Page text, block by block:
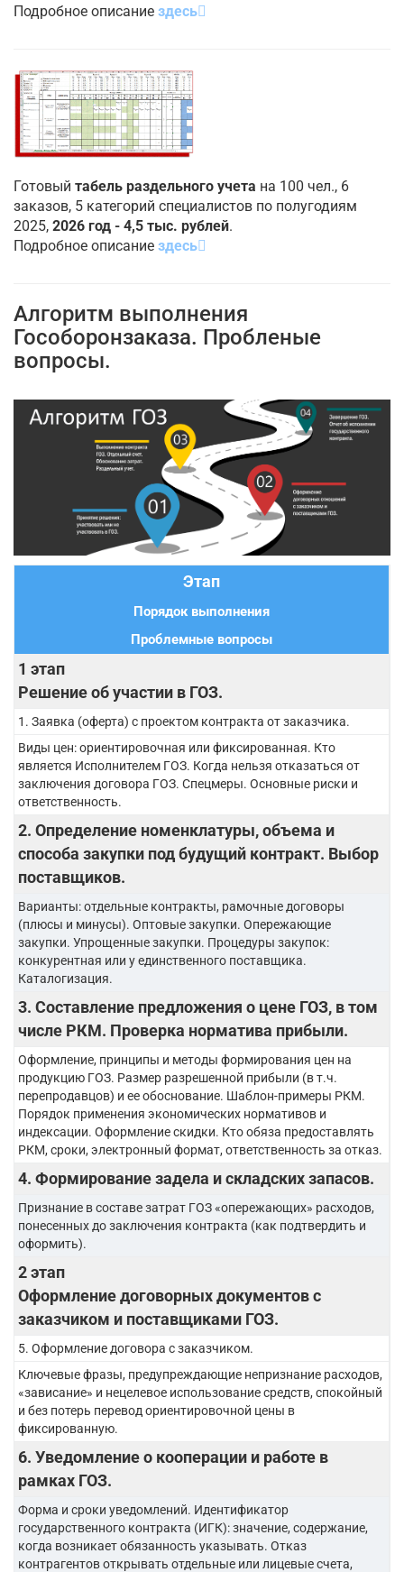
Подробное описание здесь
Готовый табель раздельного учета на 100 чел., 6
заказов, 5 категорий специалистов по полугодиям
2025, 2026 год - 4,5 тыс. рублей.
Подробное описание здесь
Алгоритм выполнения
Гособоронзаказа. Пробленые
вопросы.
Этап
Порядок выполнения
Проблемные вопросы
1 этап
Решение об участии в ГОЗ.
1. Заявка (оферта) с проектом контракта от заказчика.
Виды цен: ориентировочная или фиксированная. Кто
является Исполнителем ГОЗ. Когда нельзя отказаться от
заключения договора ГОЗ. Спецмеры. Основные риски и
ответственность.
2. Определение номенклатуры, объема и
способа закупки под будущий контракт. Выбор
поставщиков.
Варианты: отдельные контракты, рамочные договоры
(плюсы и минусы). Оптовые закупки. Опережающие
закупки. Упрощенные закупки. Процедуры закупок:
конкурентная или у единственного поставщика.
Каталогизация.
3. Составление предложения о цене ГОЗ, в том
числе РКМ. Проверка норматива прибыли.
Оформление, принципы и методы формирования цен на
продукцию ГОЗ. Размер разрешенной прибыли (в т.ч.
перепродавцов) и ее обоснование. Шаблон-примеры РКМ.
Порядок применения экономических нормативов и
индексации. Оформление скидки. Кто обяза предоставлять
РКМ, сроки, электронный формат, ответственность за отказ.
4. Формирование задела и складских запасов.
Признание в составе затрат ГОЗ «опережающих» расходов,
понесенных до заключения контракта (как подтвердить и
оформить).
2 этап
Оформление договорных документов с
заказчиком и поставщиками ГОЗ.
5. Оформление договора с заказчиком.
Ключевые фразы, предупреждающие непризнание расходов,
«зависание» и нецелевое использование средств, спокойный
и без потерь перевод ориентировочной цены в
фиксированную.
6. Уведомление о кооперации и работе в
рамках ГОЗ.
Форма и сроки уведомлений. Идентификатор
государственного контракта (ИГК): значение, содержание,
когда возникает обязанность указывать. Отказ
контрагентов открывать отдельные или лицевые счета,